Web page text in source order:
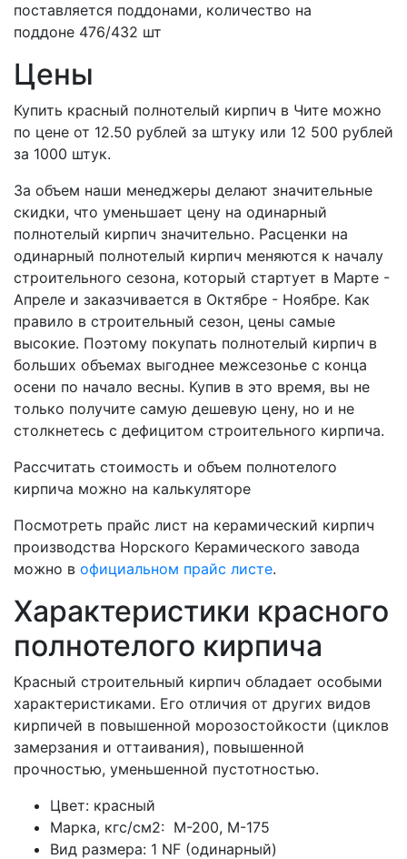
поставляется поддонами, количество на
поддоне 476/432 шт
Цены
Купить красный полнотелый кирпич в Чите можно
по цене от 12.50 рублей за штуку или 12 500 рублей
за 1000 штук.
За объем наши менеджеры делают значительные
скидки, что уменьшает цену на одинарный
полнотелый кирпич значительно. Расценки на
одинарный полнотелый кирпич меняются к началу
строительного сезона, который стартует в Марте -
Апреле и заказчивается в Октябре - Ноябре. Как
правило в строительный сезон, цены самые
высокие. Поэтому покупать полнотелый кирпич в
больших объемах выгоднее межсезонье с конца
осени по начало весны. Купив в это время, вы не
только получите самую дешевую цену, но и не
столкнетесь с дефицитом строительного кирпича.
Рассчитать стоимость и объем полнотелого
кирпича можно на калькуляторе
Посмотреть прайс лист на керамический кирпич
производства Норского Керамического завода
можно в официальном прайс листе.
Характеристики красного
полнотелого кирпича
Красный строительный кирпич обладает особыми
характеристиками. Его отличия от других видов
кирпичей в повышенной морозостойкости (циклов
замерзания и оттаивания), повышенной
прочностью, уменьшенной пустотностью.
Цвет: красный
Марка, кгс/см2: M-200, М-175
Вид размера: 1 NF (одинарный)